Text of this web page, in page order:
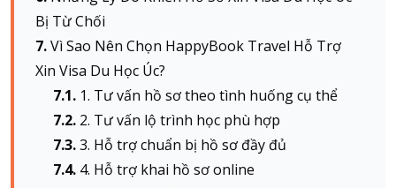
Contact us
Bị Từ Chối
Vì Sao Nên Chọn HappyBook Travel Hỗ Trợ
Xin Visa Du Học Úc?
1. Tư vấn hồ sơ theo tình huống cụ thể
2. Tư vấn lộ trình học phù hợp
3. Hỗ trợ chuẩn bị hồ sơ đầy đủ
4. Hỗ trợ khai hồ sơ online